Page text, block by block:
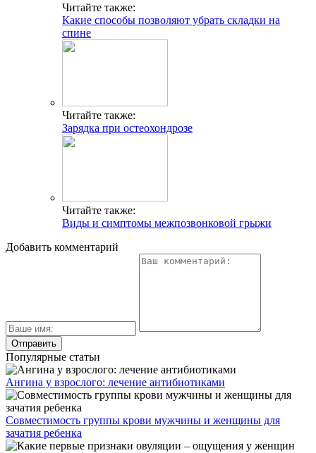
Читайте также:
Какие способы позволяют убрать складки на
спине
Читайте также:
Зарядка при остеохондрозе
Читайте также:
Виды и симптомы межпозвонковой грыжи
Добавить комментарий
Популярные статьи
Ангина у взрослого: лечение антибиотиками
Совместимость группы крови мужчины и женщины для
зачатия ребенка